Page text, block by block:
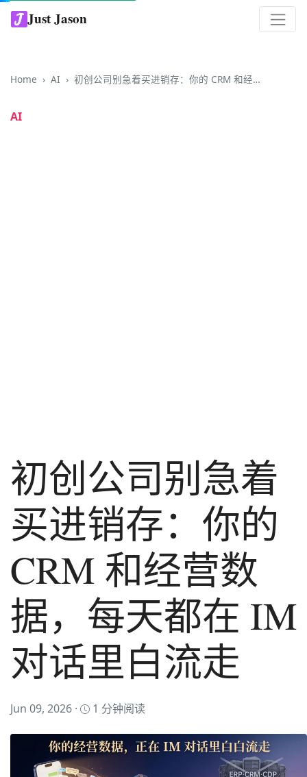
Just Jason
Home AI 初创公司别急着买进销存：你的 CRM 和经营数据，每天都在 IM 对话里白流走
AI
初创公司别急着
买进销存：你的
CRM 和经营数
据，每天都在 IM
对话里白流走
Jun 09, 2026 · 1 分钟阅读